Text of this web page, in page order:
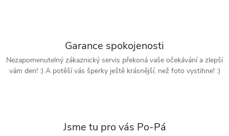
Garance spokojenosti
Nezapomenutelný zákaznický servis překoná vaše očekávání a zlepší
vám den! :) A potěší vás šperky ještě krásnější, než foto vystihne! :)
Jsme tu pro vás Po-Pá